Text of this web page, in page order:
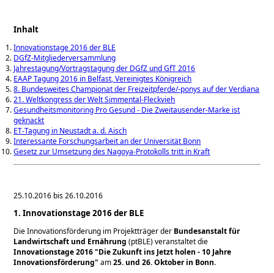
Inhalt
Innovationstage 2016 der BLE
DGfZ-Mitgliederversammlung
Jahrestagung/Vortragstagung der DGfZ und GfT 2016
EAAP Tagung 2016 in Belfast, Vereinigtes Königreich
8. Bundesweites Championat der Freizeitpferde/-ponys auf der Verdiana
21. Weltkongress der Welt Simmental‐Fleckvieh
Gesundheitsmonitoring Pro Gesund - Die Zweitausender-Marke ist
geknackt
ET-Tagung in Neustadt a. d. Aisch
Interessante Forschungsarbeit an der Universität Bonn
Gesetz zur Umsetzung des Nagoya-Protokolls tritt in Kraft
25.10.2016 bis 26.10.2016
1. Innovationstage 2016 der BLE
Die Innovationsförderung im Projektträger der Bundesanstalt für
Landwirtschaft und Ernährung (ptBLE) veranstaltet die
Innovationstage 2016 Die Zukunft ins Jetzt holen - 10 Jahre
Innovationsförderung am25. und 26. Oktober in Bonn.